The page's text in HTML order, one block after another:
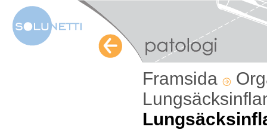
Framsida